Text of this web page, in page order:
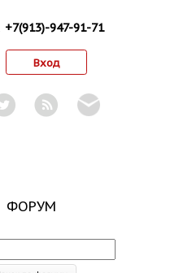
+7(913)-947-91-71
Вход
ФОРУМ